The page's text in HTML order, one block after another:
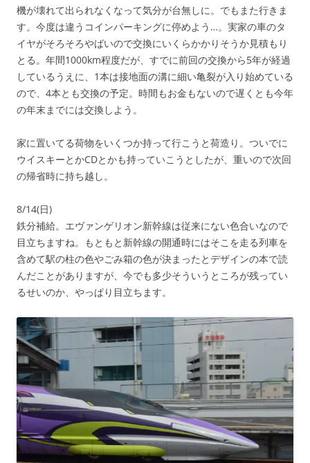
機が壊れて出られなくなって気分が台無しに。でもまた行きま
す。今度は違うコインパーキングに停めよう…。実家の車のタ
イヤがそろそろやばいので交換にいくらかかりそうか見積もり
とる。年間1000km程度だが、すでに前回の交換から5年が経過
しているうえに、1本は接地面の溝に細い亀裂が入り始めている
ので、4本とも交換の予定。時間もお金もないので遅くとも今年
の年末までには交換しよう。
家に置いてる荷物をいくつか持って行こうと荷造り。ついでに
ウイスキーとかCDとかも持っていこうとしたが、重いので次回
の帰省時に持ち越し。
8/14(日)
鉄分補給。エヴァンゲリオン新幹線は従来にない色合いなので
目立ちますね。もともと新幹線の開通時にはそこを走る列車を
含めて駅の柱の色やごみ箱の色が決まったとデザインの本で読
んだことがありますが、今でも多少そういうところが残ってい
るせいのか、やっぱり目立ちます。